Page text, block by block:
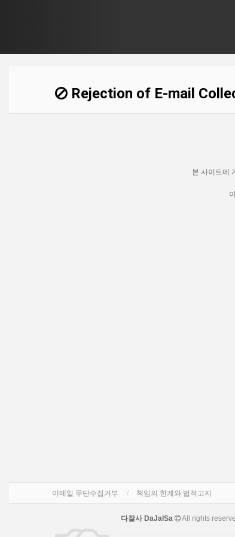
Rejection of E-mail
본 사이트에
이메일 무단수집거부 책임의 한계와 법적고지
다잘사 DaJalSa All rights